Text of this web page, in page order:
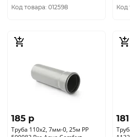
Код товара: 012598 Код
185 p
Труба 110х2, 7мм-0, 25м РР
Труба 32х1, 8мм-2,